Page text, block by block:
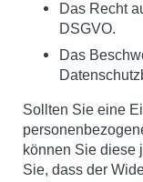
Das Recht
DSGVO.
Das
Sollten Sie eine
können Sie diese
Sie, dass der